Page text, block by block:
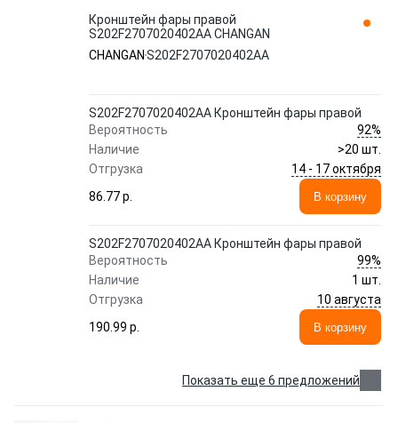
Кронштейн фары правой
S202F2707020402AA CHANGAN
CHANGAN S202F2707020402AA
S202F2707020402AA Кронштейн фары правой
Вероятность
92%
Наличие
>20 шт.
Отгрузка
14 - 17 октября
86.77 p.
В корзину
S202F2707020402AA Кронштейн фары правой
Вероятность
99%
Наличие
1 шт.
Отгрузка
10 августа
190.99 p.
В корзину
Показать еще 6 предложений